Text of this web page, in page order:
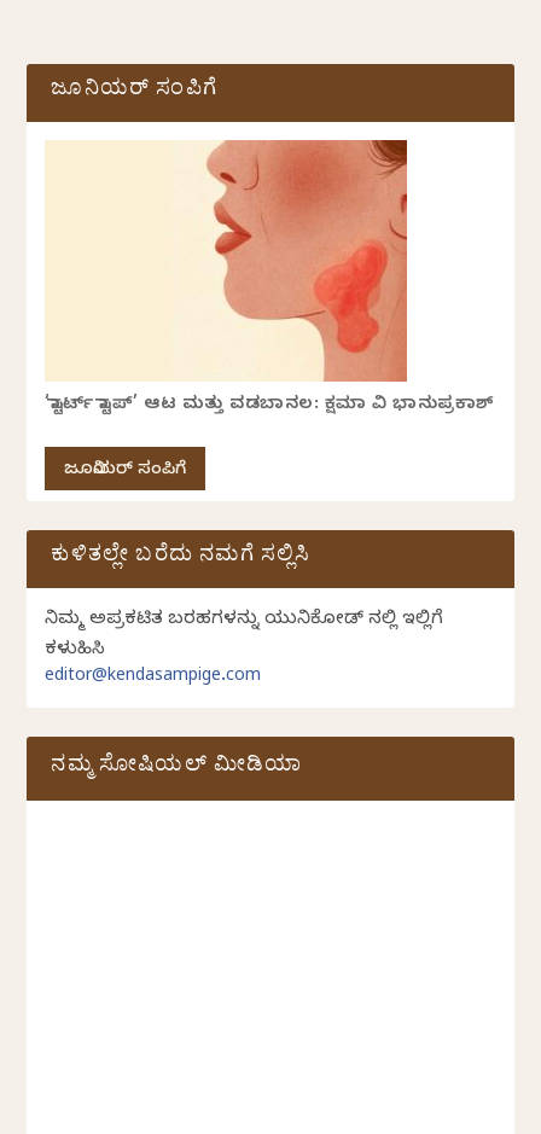
ಜೂನಿಯರ್ ಸಂಪಿಗೆ
‘ಸ್ಟಾರ್ಟ್ ಸ್ಟಾಪ್’ ಆಟ ಮತ್ತು ವಡಬಾನಲ: ಕ್ಷಮಾ ವಿ ಭಾನುಪ್ರಕಾಶ್
ಜೂನಿಯರ್ ಸಂಪಿಗೆ
ಕುಳಿತಲ್ಲೇ ಬರೆದು ನಮಗೆ ಸಲ್ಲಿಸಿ
ನಿಮ್ಮ ಅಪ್ರಕಟಿತ ಬರಹಗಳನ್ನು ಯುನಿಕೋಡ್ ನಲ್ಲಿ ಇಲ್ಲಿಗೆ
ಕಳುಹಿಸಿ
editor@kendasampige.com
ನಮ್ಮ ಸೋಷಿಯಲ್‌ ಮೀಡಿಯಾ